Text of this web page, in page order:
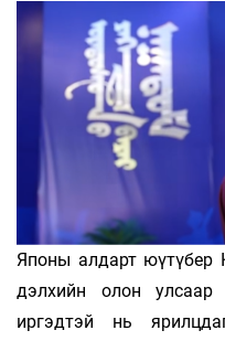
Японы алдарт юүтүбер
дэлхийн олон
иргэдтэй нь